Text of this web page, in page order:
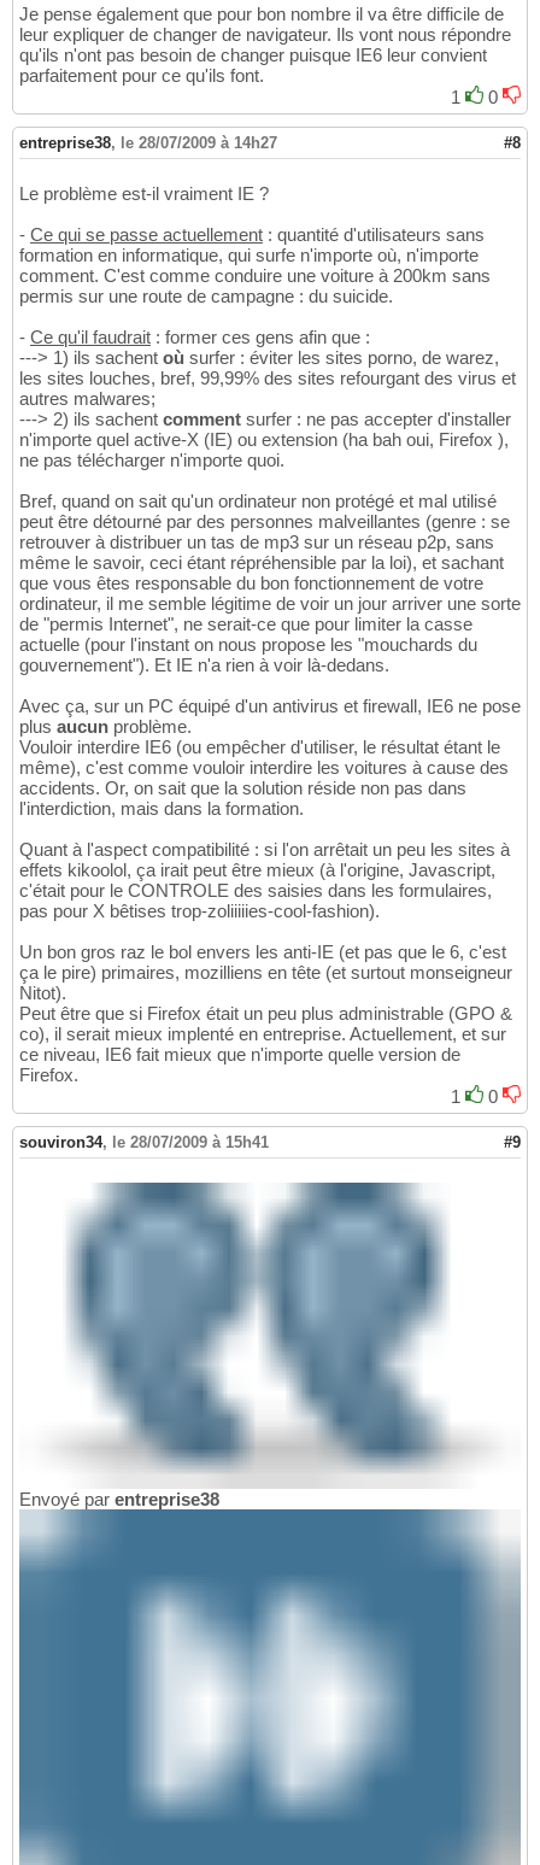
Je pense également que pour bon nombre il va être difficile de
leur expliquer de changer de navigateur. Ils vont nous répondre
qu'ils n'ont pas besoin de changer puisque IE6 leur convient
parfaitement pour ce qu'ils font.
1
0
entreprise38, le 28/07/2009 à 14h27 #8
Le problème est-il vraiment IE ?
- Ce qui se passe actuellement : quantité d'utilisateurs sans
formation en informatique, qui surfe n'importe où, n'importe
comment. C'est comme conduire une voiture à 200km sans
permis sur une route de campagne : du suicide.
- Ce qu'il faudrait : former ces gens afin que :
---> 1) ils sachent où surfer : éviter les sites porno, de warez,
les sites louches, bref, 99,99% des sites refourgant des virus et
autres malwares;
---> 2) ils sachent comment surfer : ne pas accepter d'installer
n'importe quel active-X (IE) ou extension (ha bah oui, Firefox ),
ne pas télécharger n'importe quoi.
Bref, quand on sait qu'un ordinateur non protégé et mal utilisé
peut être détourné par des personnes malveillantes (genre : se
retrouver à distribuer un tas de mp3 sur un réseau p2p, sans
même le savoir, ceci étant répréhensible par la loi), et sachant
que vous êtes responsable du bon fonctionnement de votre
ordinateur, il me semble légitime de voir un jour arriver une sorte
de "permis Internet", ne serait-ce que pour limiter la casse
actuelle (pour l'instant on nous propose les "mouchards du
gouvernement"). Et IE n'a rien à voir là-dedans.
Avec ça, sur un PC équipé d'un antivirus et firewall, IE6 ne pose
plus aucun problème.
Vouloir interdire IE6 (ou empêcher d'utiliser, le résultat étant le
même), c'est comme vouloir interdire les voitures à cause des
accidents. Or, on sait que la solution réside non pas dans
l'interdiction, mais dans la formation.
Quant à l'aspect compatibilité : si l'on arrêtait un peu les sites à
effets kikoolol, ça irait peut être mieux (à l'origine, Javascript,
c'était pour le CONTROLE des saisies dans les formulaires,
pas pour X bêtises trop-zoliiiiies-cool-fashion).
Un bon gros raz le bol envers les anti-IE (et pas que le 6, c'est
ça le pire) primaires, mozilliens en tête (et surtout monseigneur
Nitot).
Peut être que si Firefox était un peu plus administrable (GPO &
co), il serait mieux implenté en entreprise. Actuellement, et sur
ce niveau, IE6 fait mieux que n'importe quelle version de
Firefox.
1
0
souviron34, le 28/07/2009 à 15h41 #9
Envoyé par entreprise38